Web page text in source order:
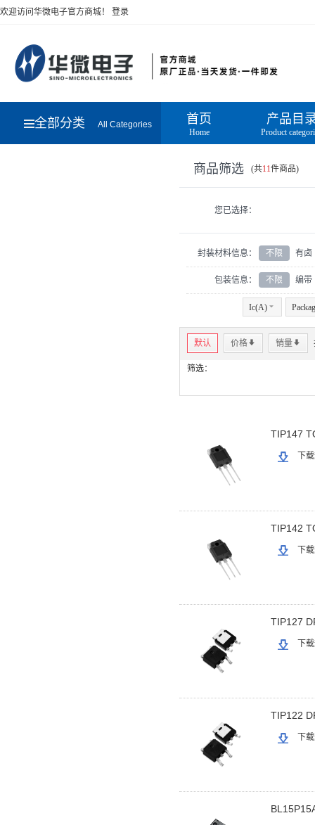
欢迎访问华微电子官方商城！ 登录
全部分类 All Categories 首页
Home
产品目
Product
商品筛选 (共11件商品)
您已选择：
封装材料信息： 不限 有卤
包装信息： 不限 编带
Ic(A) 6
默认 价格* 销量*
筛选：
TIP147
下
TIP142
下
TIP127
下
TIP122
下